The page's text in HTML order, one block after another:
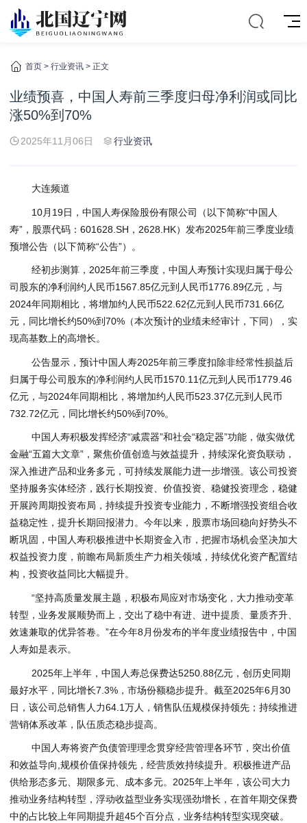
首页 > 行业资讯 > 正文
业绩预喜，中国人寿前三季度归母净利润或同比
涨50%到70%
2025年11月06日 行业资讯
大连频道
10月19日，中国人寿保险股份有限公司（以下简称“中国人
寿”，股票代码：601628.SH，2628.HK）发布2025年前三季度业绩
预增公告（以下简称“公告”）。
经初步测算，2025年前三季度，中国人寿预计实现归属于母公
司股东的净利润约人民币1567.85亿元到人民币1776.89亿元，与
2024年同期相比，将增加约人民币522.62亿元到人民币731.66亿
元，同比增长约50%到70%（本次预计的业绩未经审计，下同），实
现高基数上的高增长。
公告显示，预计中国人寿2025年前三季度扣除非经常性损益后
归属于母公司股东的净利润约人民币1570.11亿元到人民币1779.46
亿元，与2024年同期相比，将增加约人民币523.37亿元到人民币
732.72亿元，同比增长约50%到70%。
中国人寿积极发挥经济“减震器”和社会“稳定器”功能，做实做优
金融“五篇大文章”，聚焦价值创造与效益提升，持续深化资负联动，
深入推进产品和业务多元，可持续发展能力进一步增强。该公司投资
坚持服务实体经济，践行长期投资、价值投资、稳健投资理念，稳健
开展跨周期投资布局，持续提升投资专业能力，不断增强投资组合收
益稳定性，提升长期回报潜力。今年以来，股票市场回稳向好势头不
断巩固，中国人寿积极推进中长期资金入市，把握市场机会坚决加大
权益投资力度，前瞻布局新质生产力相关领域，持续优化资产配置结
构，投资收益同比大幅提升。
“坚持高质量发展主题，积极布局应对市场变化，大力推动变革
转型，业务发展顺势而上，交出了稳中有进、进中提质、量质齐升、
效速兼取的优异答卷。”在今年8月份发布的半年度业绩报告中，中国
人寿如是表示。
2025年上半年，中国人寿总保费达5250.88亿元，创历史同期
最好水平，同比增长7.3%，市场份额稳步提升。截至2025年6月30
日，该公司总销售人力64.1万人，销售队伍规模保持领先；持续推进
营销体系改革，队伍质态稳步提高。
中国人寿将资产负债管理理念贯穿经营管理各环节，突出价值
和效益导向,规模价值保持领先，经营质效持续提升。积极推进产品
供给形态多元、期限多元、成本多元。2025年上半年，该公司大力
推动业务结构转型，浮动收益型业务实现强劲增长，在首年期交保费
中的占比较上年同期提升超45个百分点，业务结构转型实现突破。